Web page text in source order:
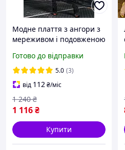
Модне плаття з ангори з
мереживом і подовженою
Готово до відправки
5.0 (3)
від 112₴/міс
1 116₴
1 240 ₴
Купити